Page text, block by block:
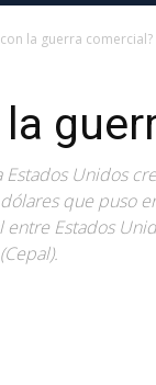
la guerra comercial?
Unidos
que puso
Estados